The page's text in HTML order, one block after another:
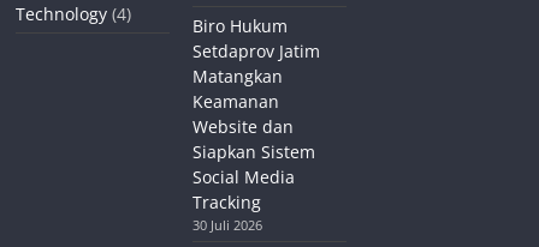
Technology (4)
Biro Hukum
Setdaprov Jatim
Matangkan
Keamanan
Website dan
Siapkan Sistem
Social Media
Tracking
30 Juli 2026